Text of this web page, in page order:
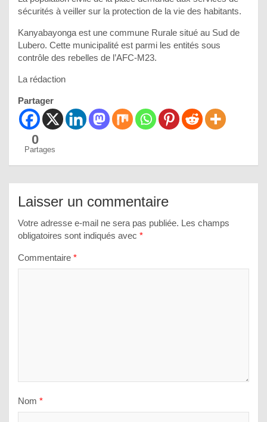
sécurités à veiller sur la protection de la vie des habitants.
Kanyabayonga est une commune Rurale situé au Sud de
Lubero. Cette municipalité est parmi les entités sous
contrôle des rebelles de l’AFC-M23.
La rédaction
Partager
0
Partages
Laisser un commentaire
Votre adresse e-mail ne sera pas publiée. Les champs
obligatoires sont indiqués avec *
Commentaire *
Nom *